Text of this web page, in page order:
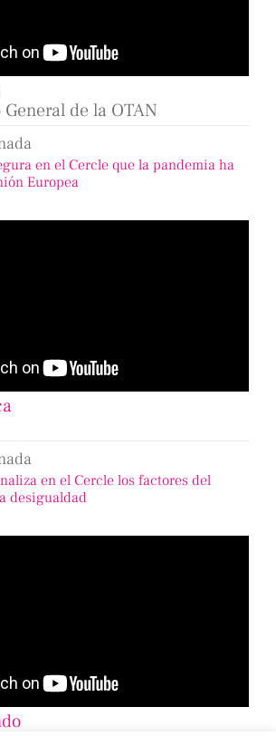
de la OTAN
en el Cercle que la pandemia ha
Europea
en el Cercle los factores del
desigualdad